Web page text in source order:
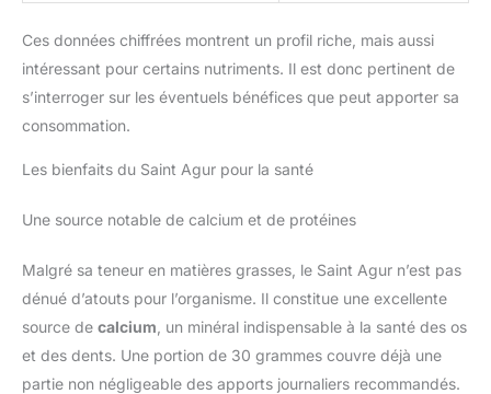
Ces données chiffrées montrent un profil riche, mais aussi
intéressant pour certains nutriments. Il est donc pertinent de
s’interroger sur les éventuels bénéfices que peut apporter sa
consommation.
Les bienfaits du Saint Agur pour la santé
Une source notable de calcium et de protéines
Malgré sa teneur en matières grasses, le Saint Agur n’est pas
dénué d’atouts pour l’organisme. Il constitue une excellente
source de calcium , un minéral indispensable à la santé des os
et des dents. Une portion de 30 grammes couvre déjà une
partie non négligeable des apports journaliers recommandés.